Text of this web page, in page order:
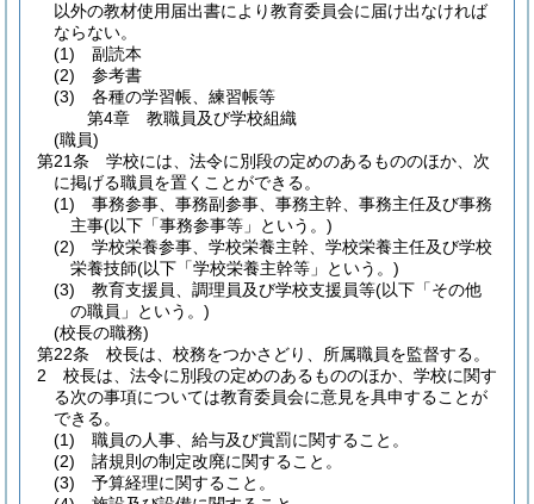
以外の教材使用届出書により教育委員会に届け出なければ
ならない。
(1)
副読本
(2)
参考書
(3)
各種の学習帳、練習帳等
第4章
教職員及び学校組織
(職員)
第21条
学校には、法令に別段の定めのあるもののほか、次
に掲げる職員を置くことができる。
(1)
事務参事、事務副参事、事務主幹、事務主任及び事務
主事(以下「事務参事等」という。)
(2)
学校栄養参事、学校栄養主幹、学校栄養主任及び学校
栄養技師(以下「学校栄養主幹等」という。)
(3)
教育支援員、調理員及び学校支援員等(以下「その他
の職員」という。)
(校長の職務)
第22条
校長は、校務をつかさどり、所属職員を監督する。
2
校長は、法令に別段の定めのあるもののほか、学校に関す
る次の事項については教育委員会に意見を具申することが
できる。
(1)
職員の人事、給与及び賞罰に関すること。
(2)
諸規則の制定改廃に関すること。
(3)
予算経理に関すること。